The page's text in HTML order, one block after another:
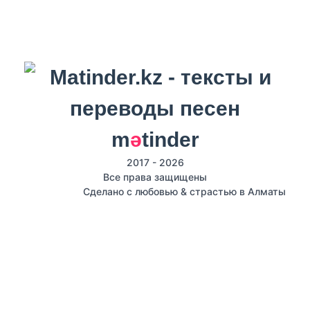
mәtinder
2017 - 2026
Все права защищены
Сделано с любовью & страстью в Алматы